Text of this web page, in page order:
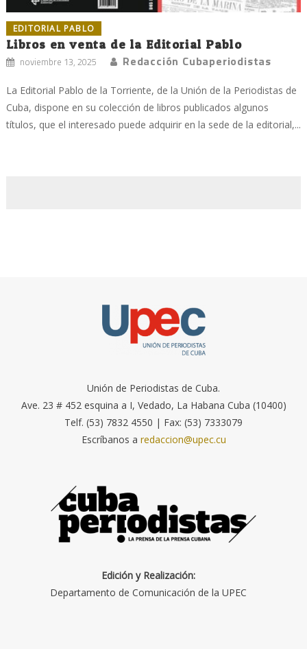
EDITORIAL PABLO
Libros en venta de la Editorial Pablo
noviembre 13, 2025 Redacción Cubaperiodistas
La Editorial Pablo de la Torriente, de la Unión de la Periodistas de
Cuba, dispone en su colección de libros publicados algunos
títulos, que el interesado puede adquirir en la sede de la editorial,...
Unión de Periodistas de Cuba.
Ave. 23 # 452 esquina a I, Vedado, La Habana Cuba (10400)
Telf. (53) 7832 4550 | Fax: (53) 7333079
Escríbanos a redaccion@upec.cu
Edición y Realización:
Departamento de Comunicación de la UPEC